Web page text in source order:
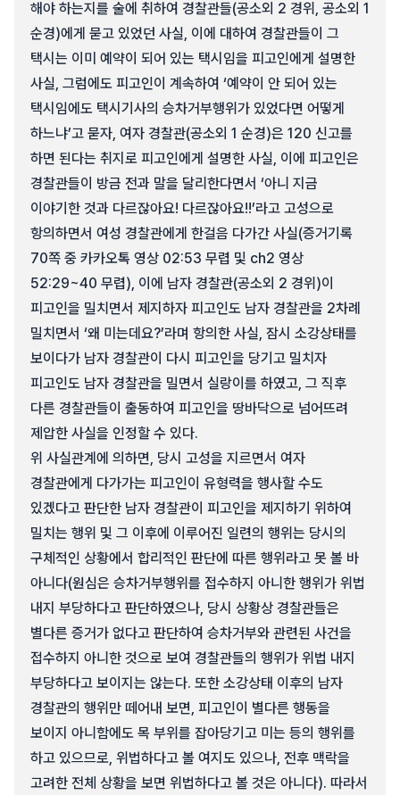
해야 하는지를 술에 취하여 경찰관들(공소외 2 경위, 공소외 1
순경)에게 묻고 있었던 사실, 이에 대하여 경찰관들이 그
택시는 이미 예약이 되어 있는 택시임을 피고인에게 설명한
사실, 그럼에도 피고인이 계속하여 ‘예약이 안 되어 있는
택시임에도 택시기사의 승차거부행위가 있었다면 어떻게
하느냐’고 묻자, 여자 경찰관(공소외 1 순경)은 120 신고를
하면 된다는 취지로 피고인에게 설명한 사실, 이에 피고인은
경찰관들이 방금 전과 말을 달리한다면서 ‘아니 지금
이야기한 것과 다르잖아요! 다르잖아요!!’라고 고성으로
항의하면서 여성 경찰관에게 한걸음 다가간 사실(증거기록
70쪽 중 카카오톡 영상 02:53 무렵 및 ch2 영상
52:29~40 무렵), 이에 남자 경찰관(공소외 2 경위)이
피고인을 밀치면서 제지하자 피고인도 남자 경찰관을 2차례
밀치면서 ‘왜 미는데요?’라며 항의한 사실, 잠시 소강상태를
보이다가 남자 경찰관이 다시 피고인을 당기고 밀치자
피고인도 남자 경찰관을 밀면서 실랑이를 하였고, 그 직후
다른 경찰관들이 출동하여 피고인을 땅바닥으로 넘어뜨려
제압한 사실을 인정할 수 있다.
위 사실관계에 의하면, 당시 고성을 지르면서 여자
경찰관에게 다가가는 피고인이 유형력을 행사할 수도
있겠다고 판단한 남자 경찰관이 피고인을 제지하기 위하여
밀치는 행위 및 그 이후에 이루어진 일련의 행위는 당시의
구체적인 상황에서 합리적인 판단에 따른 행위라고 못 볼 바
아니다(원심은 승차거부행위를 접수하지 아니한 행위가 위법
내지 부당하다고 판단하였으나, 당시 상황상 경찰관들은
별다른 증거가 없다고 판단하여 승차거부와 관련된 사건을
접수하지 아니한 것으로 보여 경찰관들의 행위가 위법 내지
부당하다고 보이지는 않는다. 또한 소강상태 이후의 남자
경찰관의 행위만 떼어내 보면, 피고인이 별다른 행동을
보이지 아니함에도 목 부위를 잡아당기고 미는 등의 행위를
하고 있으므로, 위법하다고 볼 여지도 있으나, 전후 맥락을
고려한 전체 상황을 보면 위법하다고 볼 것은 아니다). 따라서